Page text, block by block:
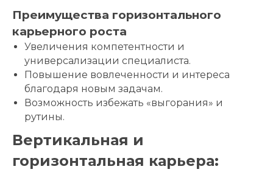
Преимущества горизонтального
карьерного роста
Увеличения компетентности и
универсализации специалиста.
Повышение вовлеченности и интереса
благодаря новым задачам.
Возможность избежать «выгорания» и
рутины.
Вертикальная и
горизонтальная карьера: